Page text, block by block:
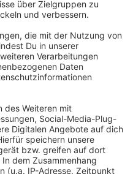
Im Kreis
Vergleich zum
ein leichter Anstieg.
brandaktuelle
Die führen